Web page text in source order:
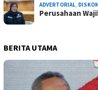
ADVERTORIAL
Perusahaan
BERITA UTAMA